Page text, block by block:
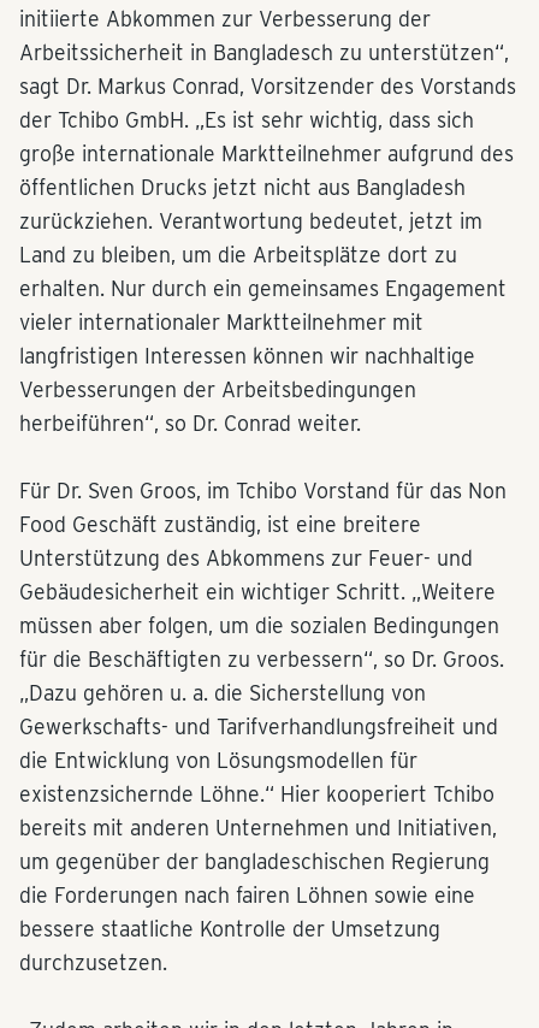
initiierte Abkommen zur Verbesserung der
Arbeitssicherheit in Bangladesch zu unterstützen“,
sagt Dr. Markus Conrad, Vorsitzender des Vorstands
der Tchibo GmbH. „Es ist sehr wichtig, dass sich
große internationale Marktteilnehmer aufgrund des
öffentlichen Drucks jetzt nicht aus Bangladesh
zurückziehen. Verantwortung bedeutet, jetzt im
Land zu bleiben, um die Arbeitsplätze dort zu
erhalten. Nur durch ein gemeinsames Engagement
vieler internationaler Marktteilnehmer mit
langfristigen Interessen können wir nachhaltige
Verbesserungen der Arbeitsbedingungen
herbeiführen“, so Dr. Conrad weiter.
Für Dr. Sven Groos, im Tchibo Vorstand für das Non
Food Geschäft zuständig, ist eine breitere
Unterstützung des Abkommens zur Feuer- und
Gebäudesicherheit ein wichtiger Schritt. „Weitere
müssen aber folgen, um die sozialen Bedingungen
für die Beschäftigten zu verbessern“, so Dr. Groos.
„Dazu gehören u. a. die Sicherstellung von
Gewerkschafts- und Tarifverhandlungsfreiheit und
die Entwicklung von Lösungsmodellen für
existenzsichernde Löhne.“ Hier kooperiert Tchibo
bereits mit anderen Unternehmen und Initiativen,
um gegenüber der bangladeschischen Regierung
die Forderungen nach fairen Löhnen sowie eine
bessere staatliche Kontrolle der Umsetzung
durchzusetzen.